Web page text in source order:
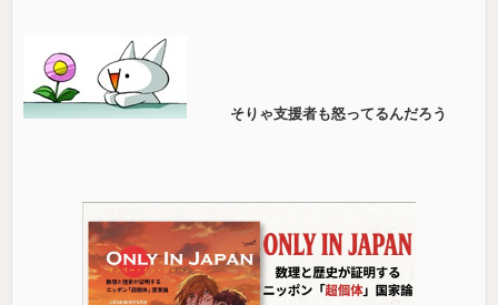
そりゃ支援者も怒ってるんだろう